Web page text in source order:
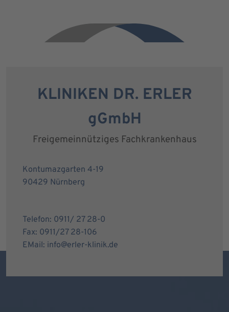
KLINIKEN DR. ERLER
gGmbH
Freigemeinnütziges Fachkrankenhaus
Kontumazgarten 4-19
90429 Nürnberg
Telefon: 0911/ 27 28-0
Fax: 0911/27 28-106
EMail: info@erler-klinik.de